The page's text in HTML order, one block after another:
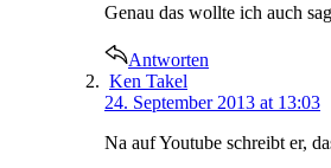
Genau das wollte ich auch
Antworten
says:
Ken Takel
24. September 2013 at 13:03
Na auf Youtube schreibt er,